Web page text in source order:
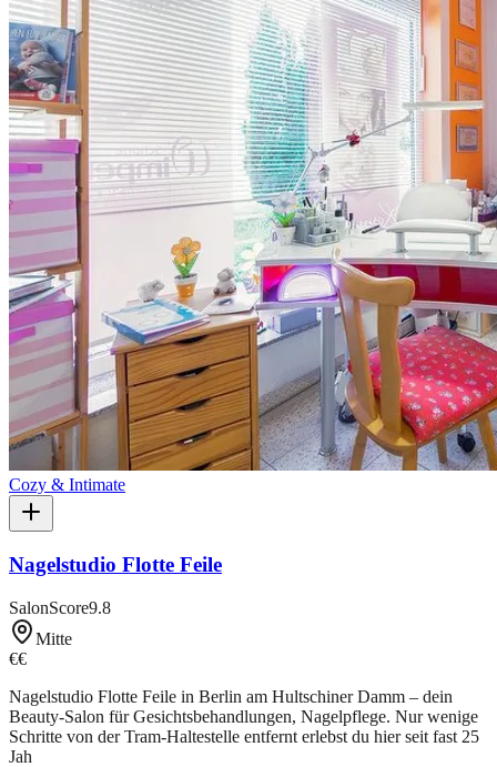
Cozy & Intimate
Nagelstudio Flotte Feile
SalonScore9.8
Mitte
€€
Nagelstudio Flotte Feile in Berlin am Hultschiner Damm – dein
Beauty-Salon für Gesichtsbehandlungen, Nagelpflege. Nur wenige
Schritte von der Tram-Haltestelle entfernt erlebst du hier seit fast 25
Jah